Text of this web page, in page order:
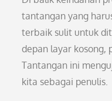
tantangan yang
terbaik sulit untuk
depan layar kosong,
Tantangan ini
kita sebagai penulis.